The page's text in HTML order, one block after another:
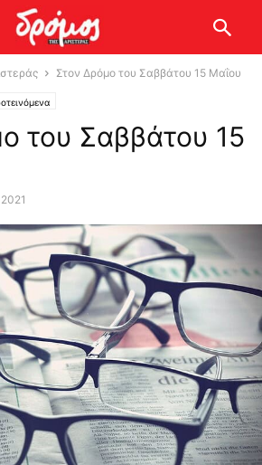
Στον Δρόμο του Σαββάτου 15 Μαΐου
του Σαββάτου 15